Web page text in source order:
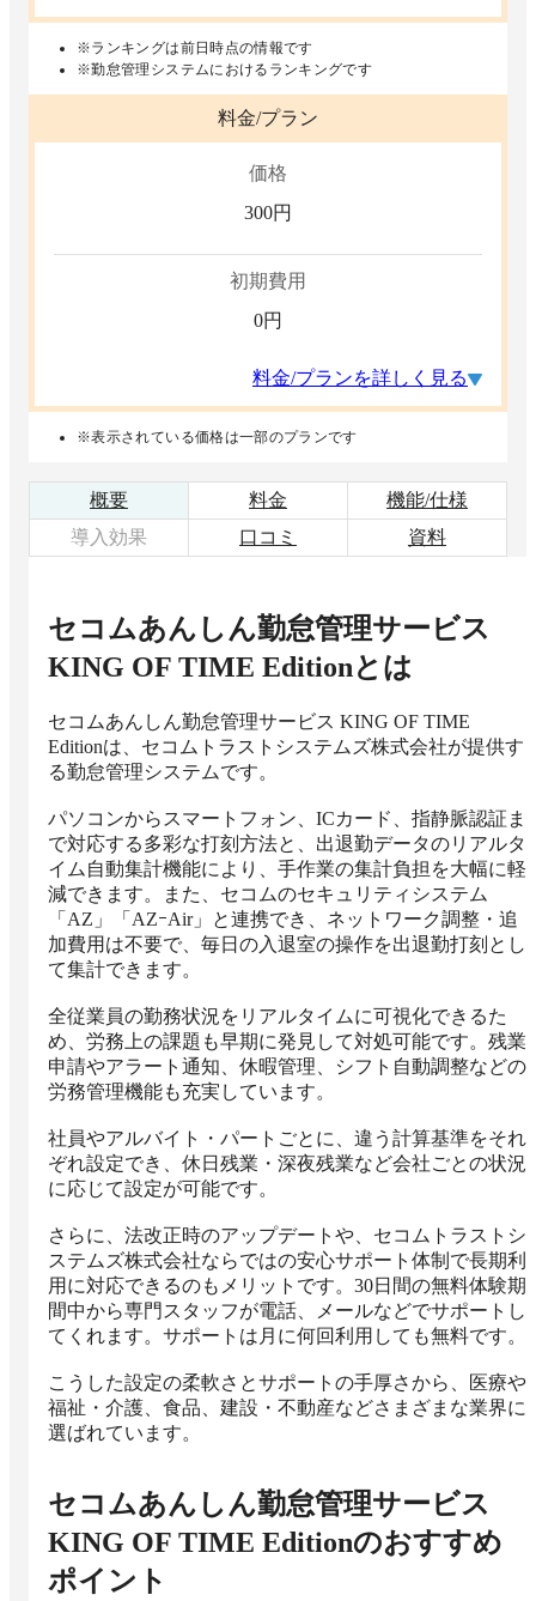
※ランキングは前日時点の情報です
※勤怠管理システムにおけるランキングです
料金/プラン
価格
300円
初期費用
0円
料金/プランを詳しく見る
※表示されている価格は一部のプランです
概要 料金
機能/仕様
導入効果
口コミ 資料
セコムあんしん勤怠管理サービス
KING OF TIME Editionとは
セコムあんしん勤怠管理サービス KING OF TIME
Editionは、セコムトラストシステムズ株式会社が提供す
る勤怠管理システムです。
パソコンからスマートフォン、ICカード、指静脈認証ま
で対応する多彩な打刻方法と、出退勤データのリアルタ
イム自動集計機能により、手作業の集計負担を大幅に軽
減できます。また、セコムのセキュリティシステム
「AZ」「AZｰAir」と連携でき、ネットワーク調整・追
加費用は不要で、毎日の入退室の操作を出退勤打刻とし
て集計できます。
全従業員の勤務状況をリアルタイムに可視化できるた
め、労務上の課題も早期に発見して対処可能です。残業
申請やアラート通知、休暇管理、シフト自動調整などの
労務管理機能も充実しています。
社員やアルバイト・パートごとに、違う計算基準をそれ
ぞれ設定でき、休日残業・深夜残業など会社ごとの状況
に応じて設定が可能です。
さらに、法改正時のアップデートや、セコムトラストシ
ステムズ株式会社ならではの安心サポート体制で長期利
用に対応できるのもメリットです。30日間の無料体験期
間中から専門スタッフが電話、メールなどでサポートし
てくれます。サポートは月に何回利用しても無料です。
こうした設定の柔軟さとサポートの手厚さから、医療や
福祉・介護、食品、建設・不動産などさまざまな業界に
選ばれています。
セコムあんしん勤怠管理サービス
KING OF TIME Editionのおすすめ
ポイント